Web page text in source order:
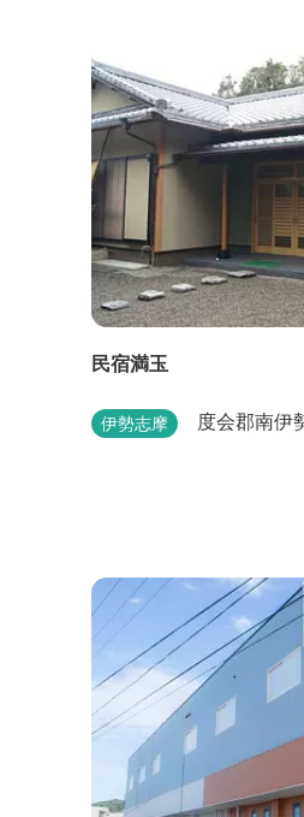
民宿満玉
伊勢志摩 度会郡南伊